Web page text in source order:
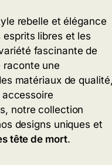
rebelle et élégance
esprits libres et les
fascinante de
raconte une
matériaux de qualité,
accessoire
notre collection
designs uniques et
tête de mort.